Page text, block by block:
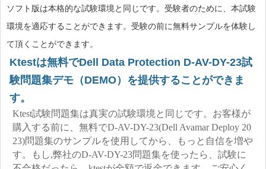
ソフト版は本格的な試験環境と同じです。受験者のために、本試験
環境を適応することができます。受験の前に無料サンプルを体験し
て頂くことができます。
Ktestは無料でDell Data Protection D-AV-DY-23試
験問題集デモ（DEMO）を提供することができま
す。
Ktest試験問題集は真実の試験環境と同じです。お客様が
購入する前に、無料でD-AV-DY-23(Dell Avamar Deploy 20
23)問題集のサンプルを使用してから、もっと自信を増や
す。もし,弊社のD-AV-DY-23問題集を使ったら、試験に